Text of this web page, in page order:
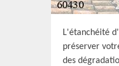
L'étanchéité
préserver
des